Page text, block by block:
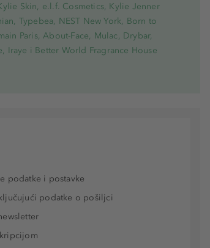
Skin, e.l.f. Cosmetics, Kylie Jenner
Typebea, NEST New York, Born to
Paris, About-Face, Mulac, Drybar,
Iraye i Better World Fragrance House
podatke i postavke
podatke o pošiljci